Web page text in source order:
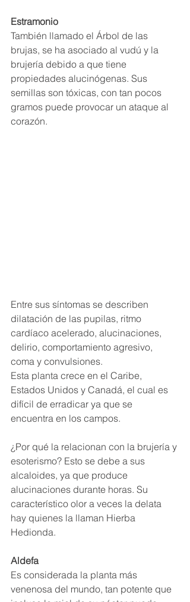
Estramonio
También llamado el Árbol de las
brujas, se ha asociado al vudú y la
brujería debido a que tiene
propiedades alucinógenas. Sus
semillas son tóxicas, con tan pocos
gramos puede provocar un ataque al
corazón.
Entre sus síntomas se describen
dilatación de las pupilas, ritmo
cardíaco acelerado, alucinaciones,
delirio, comportamiento agresivo,
coma y convulsiones.
Esta planta crece en el Caribe,
Estados Unidos y Canadá, el cual es
difícil de erradicar ya que se
encuentra en los campos.
¿Por qué la relacionan con la brujería y
esoterismo? Esto se debe a sus
alcaloides, ya que produce
alucinaciones durante horas. Su
característico olor a veces la delata
hay quienes la llaman Hierba
Hedionda.
Aldefa
Es considerada la planta más
venenosa del mundo, tan potente que